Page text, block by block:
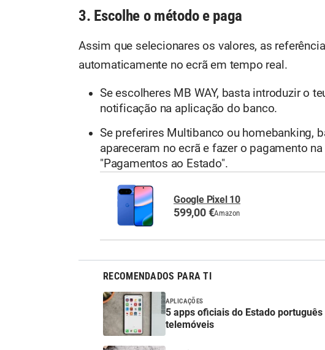
3. Escolhe o método e paga
Assim que selecionares os valores, as
automaticamente no ecrã em tempo real.
Se escolheres MB WAY, basta introduzir o
notificação na aplicação do banco.
Se preferires Multibanco ou homebanking,
apareceram no ecrã e fazer o pagamento
"Pagamentos ao Estado".
Google Pixel 10
599,00 €Amazon
RECOMENDADOS PARA TI
APLICAÇÕES
5 apps oficiais do Estado
telemóveis